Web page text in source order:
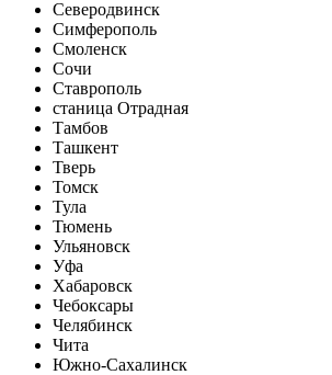
Северодвинск
Симферополь
Смоленск
Сочи
Ставрополь
станица Отрадная
Тамбов
Ташкент
Тверь
Томск
Тула
Тюмень
Ульяновск
Уфа
Хабаровск
Чебоксары
Челябинск
Чита
Южно-Сахалинск